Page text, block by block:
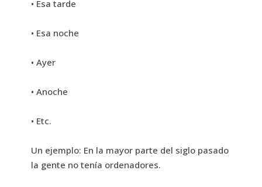
• Esa tarde
• Esa noche
• Ayer
• Anoche
• Etc.
Un ejemplo: En la mayor parte del siglo pasado
la gente no tenía ordenadores.